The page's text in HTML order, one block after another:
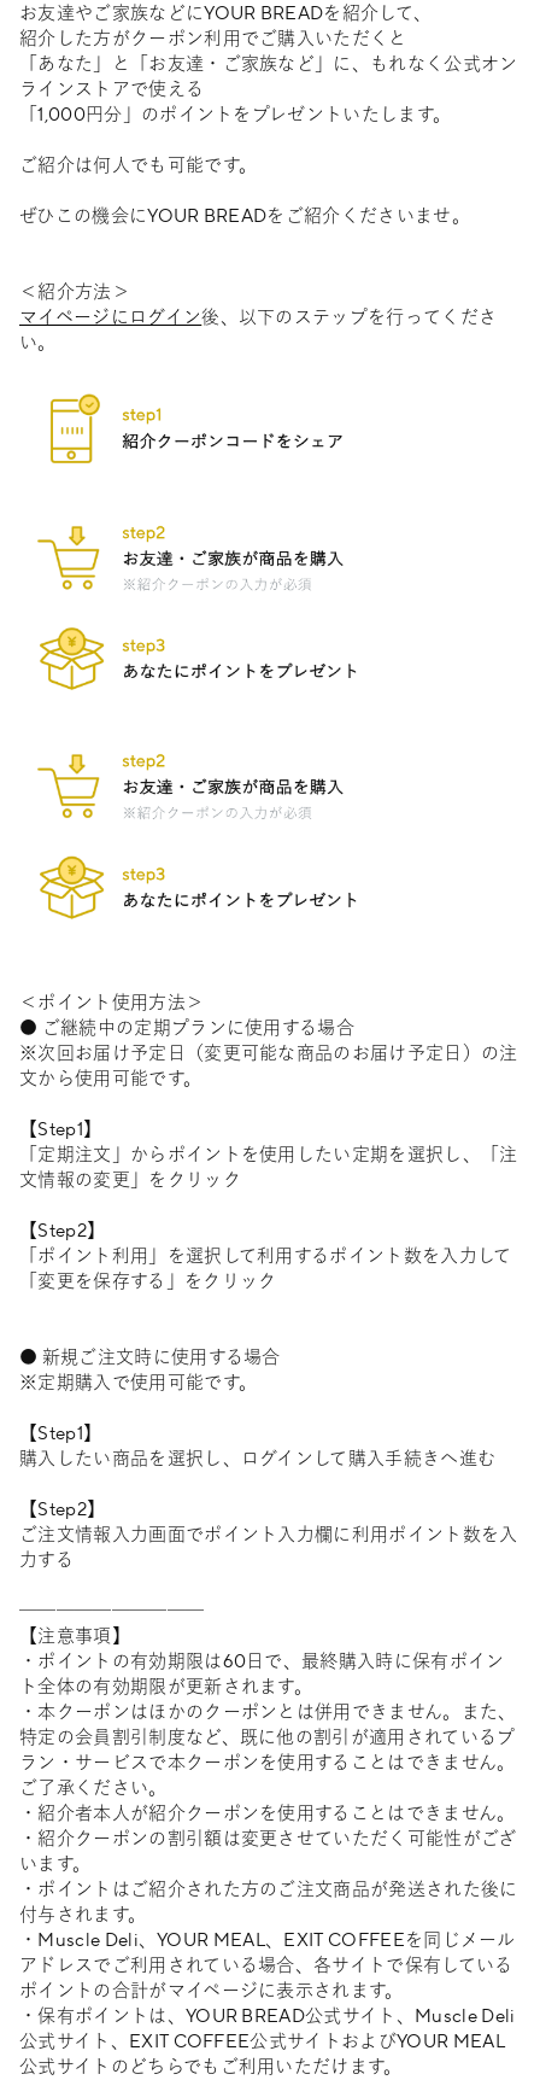
お友達やご家族などにYOUR BREADを紹介して、
紹介した方がクーポン利用でご購入いただくと
「あなた」と「お友達・ご家族など」に、もれなく公式オン
ラインストアで使える
「1,000円分」のポイントをプレゼントいたします。
ご紹介は何人でも可能です。
ぜひこの機会にYOUR BREADをご紹介くださいませ。
＜紹介方法＞
マイページにログイン後、以下のステップを行ってくださ
い。
＜ポイント使用方法＞
● ご継続中の定期プランに使用する場合
※次回お届け予定日（変更可能な商品のお届け予定日）の注
文から使用可能です。
【Step1】
「定期注文」からポイントを使用したい定期を選択し、「注
文情報の変更」をクリック
【Step2】
「ポイント利用」を選択して利用するポイント数を入力して
「変更を保存する」をクリック
● 新規ご注文時に使用する場合
※定期購入で使用可能です。
【Step1】
購入したい商品を選択し、ログインして購入手続きへ進む
【Step2】
ご注文情報入力画面でポイント入力欄に利用ポイント数を入
力する
──────────
【注意事項】
・ポイントの有効期限は60日で、最終購入時に保有ポイン
ト全体の有効期限が更新されます。
・本クーポンはほかのクーポンとは併用できません。また、
特定の会員割引制度など、既に他の割引が適用されているプ
ラン・サービスで本クーポンを使用することはできません。
ご了承ください。
・紹介者本人が紹介クーポンを使用することはできません。
・紹介クーポンの割引額は変更させていただく可能性がござ
います。
・ポイントはご紹介された方のご注文商品が発送された後に
付与されます。
・Muscle Deli、YOUR MEAL、EXIT COFFEEを同じメール
アドレスでご利用されている場合、各サイトで保有している
ポイントの合計がマイページに表示されます。
・保有ポイントは、YOUR BREAD公式サイト、Muscle Deli
公式サイト、EXIT COFFEE公式サイトおよびYOUR MEAL
公式サイトのどちらでもご利用いただけます。